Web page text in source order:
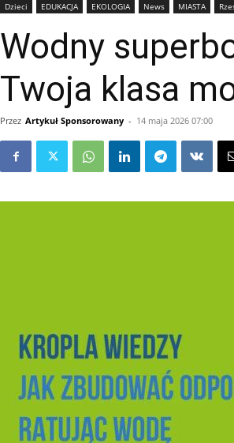
Dzieci EDUKACJA EKOLOGIA News MIASTA
Wodny
Twoja klasa
Przez Artykuł Sponsorowany - 14 maja 2026 07:00